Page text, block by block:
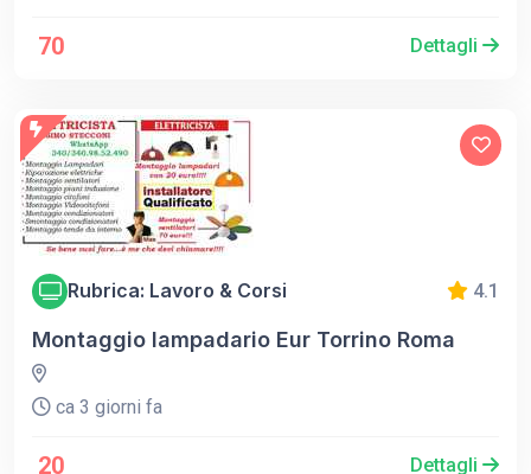
70 Dettagli
Rubrica: Lavoro & Corsi 4.1
Montaggio lampadario Eur Torrino Roma
ca 3 giorni fa
20 Dettagli